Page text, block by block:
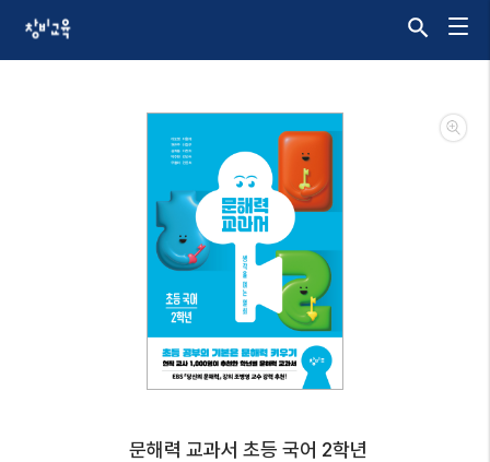
문해력 교과서 초등 국어 2학년